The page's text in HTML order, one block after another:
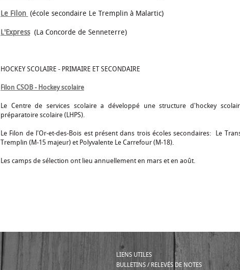
Le Filon (école secondaire Le Tremplin à Malartic)
L'Express(La Concorde de Senneterre)
HOCKEY SCOLAIRE - PRIMAIRE ET SECONDAIRE
Filon CSOB - Hockey scolaire
Le Centre de services scolaire a développé une structure d'hockey
préparatoire scolaire (LHPS).
Le Filon de l'Or-et-des-Bois est présent dans trois écoles secondaires: Le
Tremplin (M-15 majeur) et Polyvalente Le Carrefour (M-18).
Les camps de sélection ont lieu annuellement en mars et en août.
LIENS UTILES
BULLETINS / RELEVÉS DE NOTES